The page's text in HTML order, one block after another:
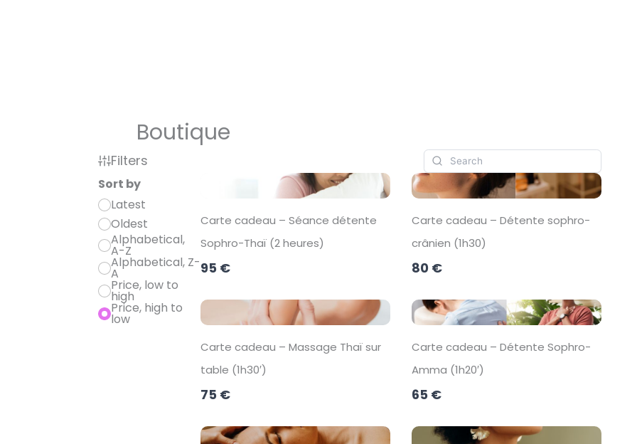
Boutique
Filters
Sort by
Latest
Oldest
Alphabetical,
A-Z
Alphabetical, Z-
A
Price, low to
high
Price, high to
low
Carte cadeau – Séance détente
Sophro-Thaï (2 heures)
95 €
Carte cadeau – Détente sophro-
crânien (1h30)
80 €
Carte cadeau – Massage Thaï sur
table (1h30′)
75 €
Carte cadeau – Détente Sophro-
Amma (1h20′)
65 €